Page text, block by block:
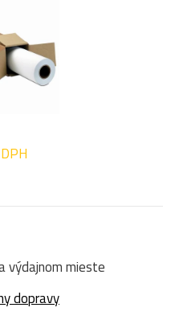
výdajnom mieste
dopravy